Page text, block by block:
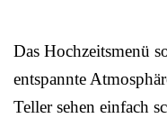
Das Hochzeitsmenü
entspannte
Teller sehen einfach